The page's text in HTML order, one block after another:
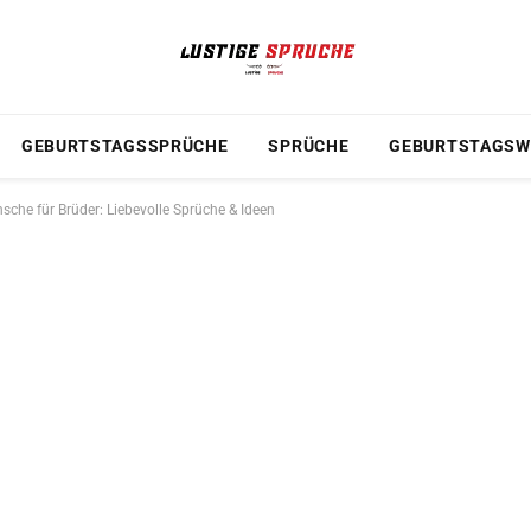
GEBURTSTAGSSPRÜCHE SPRÜCHE
für Brüder: Liebevolle Sprüche & Ideen